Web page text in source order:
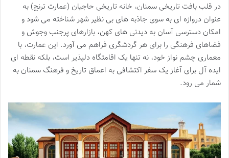
در قلب بافت تاریخی سمنان، خانه تاریخی حاجیان (عمارت ترنج) به
عنوان دروازه ای به سوی جاذبه های بی نظیر شهر شناخته می شود و
امکان دسترسی آسان به دیدنی های کهن، بازارهای پرجنب وجوش و
فضاهای فرهنگی را برای هر گردشگری فراهم می آورد. این عمارت، با
معماری چشم نواز خود، نه تنها یک اقامتگاه دلپذیر است، بلکه نقطه ای
ایده آل برای آغاز یک سفر اکتشافی به اعماق تاریخ و فرهنگ سمنان به
شمار می رود.